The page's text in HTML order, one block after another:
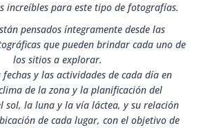
increíbles para este tipo de fotografías.
pensados íntegramente desde las
que pueden brindar cada uno de
los sitios a explorar.
fechas y las actividades de cada día en
de la zona y la planificación del
sol, la luna y la vía láctea, y su relación
de cada lugar, con el objetivo de